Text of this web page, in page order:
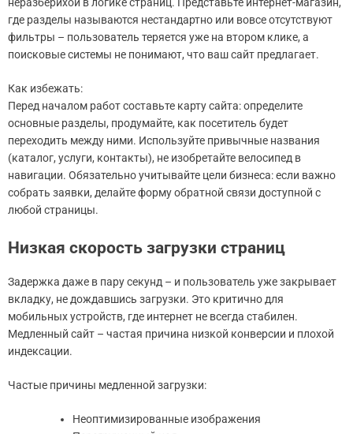
где разделы называются нестандартно или вовсе отсутствуют
фильтры – пользователь теряется уже на втором клике, а
поисковые системы не понимают, что ваш сайт предлагает.
Как избежать:
Перед началом работ составьте карту сайта: определите
основные разделы, продумайте, как посетитель будет
переходить между ними. Используйте привычные названия
(каталог, услуги, контакты), не изобретайте велосипед в
навигации. Обязательно учитывайте цели бизнеса: если важно
собрать заявки, делайте форму обратной связи доступной с
любой страницы.
Низкая скорость загрузки страниц
Задержка даже в пару секунд – и пользователь уже закрывает
вкладку, не дождавшись загрузки. Это критично для
мобильных устройств, где интернет не всегда стабилен.
Медленный сайт – частая причина низкой конверсии и плохой
индексации.
Частые причины медленной загрузки:
Неоптимизированные изображения